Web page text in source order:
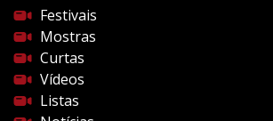
Festivais
Mostras
Curtas
Vídeos
Listas